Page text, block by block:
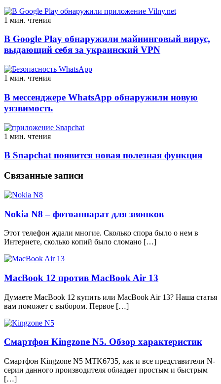
1 мин. чтения
В Google Play обнаружили майнинговый вирус,
выдающий себя за украинский VPN
1 мин. чтения
В мессенджере WhatsApp обнаружили новую
уязвимость
1 мин. чтения
В Snapchat появится новая полезная функция
Связанные записи
Nokia N8 – фотоаппарат для звонков
Этот телефон ждали многие. Сколько спора было о нем в
Интернете, сколько копий было сломано […]
MacBook 12 против MacBook Air 13
Думаете MacBook 12 купить или MacBook Air 13? Наша статья
вам поможет с выбором. Первое […]
Смартфон Kingzone N5. Обзор характеристик
Смартфон Kingzone N5 MTK6735, как и все представители N-
серии данного производителя обладает простым и быстрым
[…]